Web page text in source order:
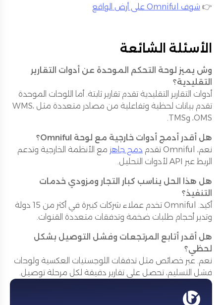
👉 شوف Omniful على أرض الواقع
الأسئلة الشائعة
وش يميز لوحة التحكم الموحدة عن أدوات التقارير
التقليدية؟
أدوات التقارير التقليدية تقدم تقارير ثابتة. أما اللوحات الموحدة
تقدم بيانات لحظية وتفاعلية من مصادر متعددة مثل WMS،
OMS، وTMS.
هل أقدر أدمج أدوات خارجية مع لوحة Omniful؟
نعم، Omniful تقدم
دمج جاهز مع الأنظمة الخارجية وتدعم
الربط عبر API لأدوات التحليل.
هل هذا الحل يناسب كبار التجار ومزودي خدمات
التنفيذ؟
أكيد. Omniful تخدم عملاء شركات كبيرة في أكثر من 15 دولة
وتدير أحجام طلبات ضخمة وتدفقات متعددة القنوات.
هل أقدر أتابع المرتجعات وفشل التوصيل بشكل
لحظي؟
نعم. عبر خصائص مثل تدفقات اللوجستيات العكسية ولوحات
فشل التسليم، تحصل على تقارير دقيقة لكل مرحلة توصيل.